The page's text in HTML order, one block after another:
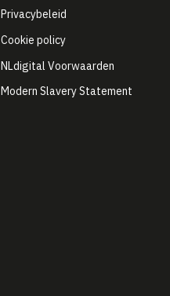
Privacybeleid
Cookie policy
NLdigital Voorwaarden
Modern Slavery Statement